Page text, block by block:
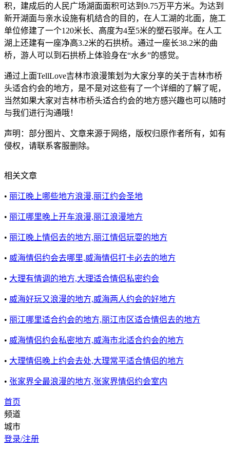
积，建成后的人民广场湖面面积可达到9.75万平方米。为达到
新开湖面与亲水设施有机结合的目的，在人工湖的北面，施工
单位修建了一个120米长、高度为4至5米的塑石驳岸。在人工
湖上还建有一座净高3.2米的石拱桥。通过一座长38.2米的曲
桥，游人可以到石拱桥上体验身在“水乡”的感觉。
通过上面TellLove吉林市浪漫策划为大家分享的关于吉林市桥
头适合约会的地方，是不是对这些有了一个详细的了解了呢，
当然如果大家对吉林市桥头适合约会的地方感兴趣也可以随时
与我们进行沟通哦！
声明：部分图片、文章来源于网络，版权归原作者所有，如有
侵权，请联系客服删除。
相关文章
• 丽江晚上哪些地方浪漫,丽江约会圣地
• 丽江哪里晚上开车浪漫,丽江浪漫地方
• 丽江晚上情侣去的地方,丽江情侣玩耍的地方
• 威海情侣约会去哪里,威海情侣打卡必去的地方
• 大理有情调的地方,大理适合情侣私密约会
• 威海好玩又浪漫的地方,威海两人约会的好地方
• 丽江哪里适合约会的地方,丽江市区适合情侣去的地方
• 威海情侣约会私密地方,威海市北适合约会的地方
• 大理情侣晚上约会去处,大理常平适合情侣的地方
• 张家界全最浪漫的地方,张家界情侣约会室内
首页
频道
城市
登录/注册